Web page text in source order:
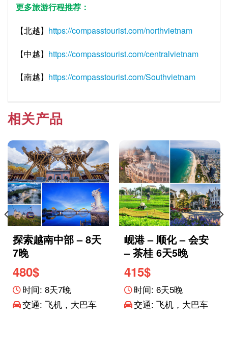
更多旅游行程推荐：
【北越】 https://compasstourist.com/northvietnam
【中越】 https://compasstourist.com/centralvietnam
【南越】 https://compasstourist.com/Southvietnam
相关产品
探索越南中部 – 8天
7晚
480$
时间: 8天7晚
交通: 飞机，大巴车
岘港 – 顺化 – 会安
– 茶桂 6天5晚
415$
时间: 6天5晚
交通: 飞机，大巴车